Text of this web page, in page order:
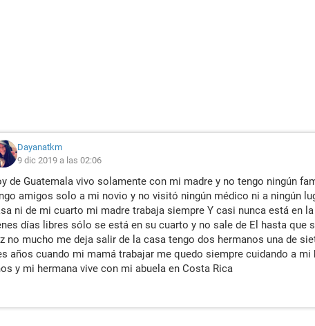
Dayanatkm
9 dic 2019 a las 02:06
de Guatemala vivo solamente con mi madre y no tengo ningún
amigos solo a mi novio y no visitó ningún médico ni a ningún
ni de mi cuarto mi madre trabaja siempre Y casi nunca está en
días libres sólo se está en su cuarto y no sale de El hasta que
no mucho me deja salir de la casa tengo dos hermanos una de
años cuando mi mamá trabajar me quedo siempre cuidando a mi
y mi hermana vive con mi abuela en Costa Rica